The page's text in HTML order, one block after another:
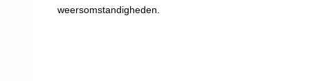
weersomstandigheden.